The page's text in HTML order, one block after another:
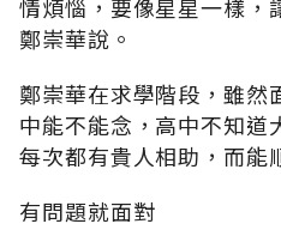
情煩惱，要像星星一樣，
鄭崇華說。
鄭崇華在求學階段，雖然
中能不能念，高中不知道
每次都有貴人相助，而能
有問題就面對